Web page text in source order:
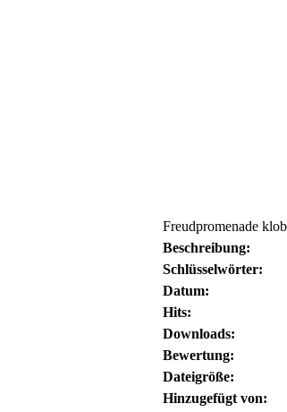
Freudpromenade
Beschreibung:
Schlüsselwörter:
Datum:
Hits:
Downloads:
Bewertung:
Dateigröße:
Hinzugefügt von: